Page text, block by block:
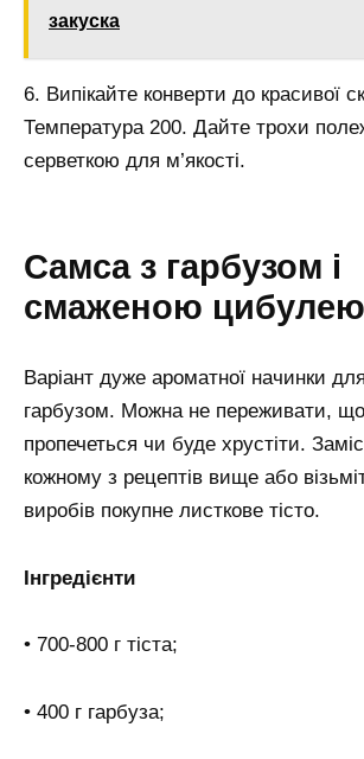
закуска
6. Випікайте конверти до красивої
Температура 200. Дайте трохи
серветкою для м’якості.
Самса з гарбузом і
смаженою цибулею
Варіант дуже ароматної начинки
гарбузом. Можна не переживати,
пропечеться чи буде хрустіти.
кожному з рецептів вище або
виробів покупне листкове тісто.
Інгредієнти
• 700-800 г тіста;
• 400 г гарбуза;